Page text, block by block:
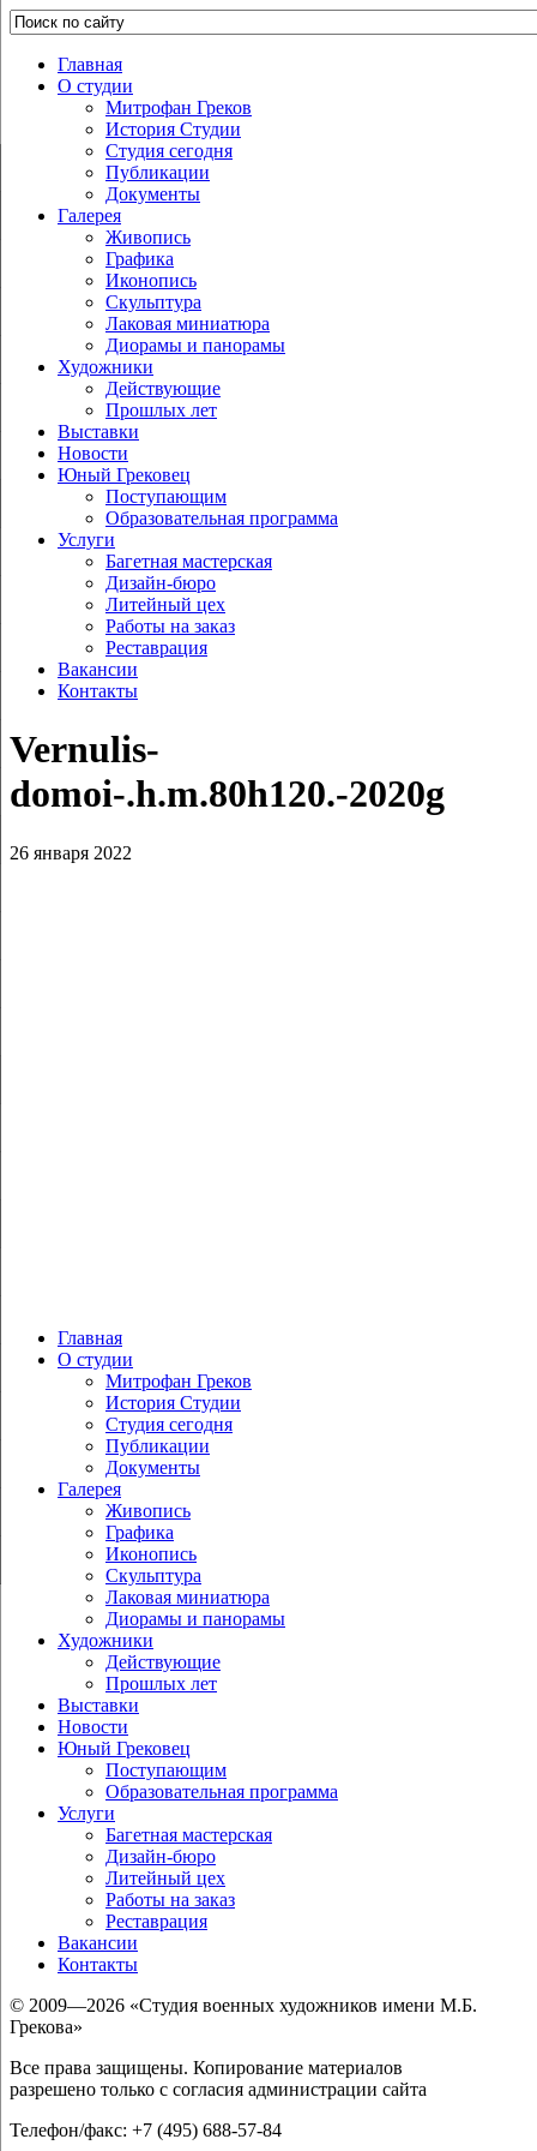
Главная
О студии
Митрофан Греков
История Студии
Студия сегодня
Публикации
Документы
Галерея
Живопись
Графика
Иконопись
Скульптура
Лаковая миниатюра
Диорамы и панорамы
Художники
Действующие
Прошлых лет
Выставки
Новости
Юный Грековец
Поступающим
Образовательная программа
Услуги
Багетная мастерская
Дизайн-бюро
Литейный цех
Работы на заказ
Реставрация
Вакансии
Контакты
Vernulis-
domoi-.h.m.80h120.-2020g
26 января 2022
Главная
О студии
Митрофан Греков
История Студии
Студия сегодня
Публикации
Документы
Галерея
Живопись
Графика
Иконопись
Скульптура
Лаковая миниатюра
Диорамы и панорамы
Художники
Действующие
Прошлых лет
Выставки
Новости
Юный Грековец
Поступающим
Образовательная программа
Услуги
Багетная мастерская
Дизайн-бюро
Литейный цех
Работы на заказ
Реставрация
Вакансии
Контакты
© 2009—2026 «Студия военных художников имени М.Б.
Грекова»
Все права защищены. Копирование материалов
разрешено только с согласия администрации сайта
Телефон/факс: +7 (495) 688-57-84